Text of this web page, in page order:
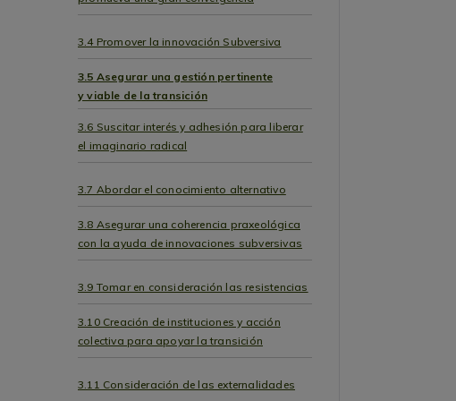
3.4 Promover la innovación Subversiva
3.5 Asegurar una gestión pertinente
y viable de la transición
3.6 Suscitar interés y adhesión para liberar
el imaginario radical
3.7 Abordar el conocimiento alternativo
3.8 Asegurar una coherencia praxeológica
con la ayuda de innovaciones subversivas
3.9 Tomar en consideración las resistencias
3.10 Creación de instituciones y acción
colectiva para apoyar la transición
3.11 Consideración de las externalidades